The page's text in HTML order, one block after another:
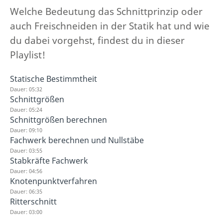
Welche Bedeutung das Schnittprinzip oder
auch Freischneiden in der Statik hat und wie
du dabei vorgehst, findest du in dieser
Playlist!
Statische Bestimmtheit
Dauer: 05:32
Schnittgrößen
Dauer: 05:24
Schnittgrößen berechnen
Dauer: 09:10
Fachwerk berechnen und Nullstäbe
Dauer: 03:55
Stabkräfte Fachwerk
Dauer: 04:56
Knotenpunktverfahren
Dauer: 06:35
Ritterschnitt
Dauer: 03:00